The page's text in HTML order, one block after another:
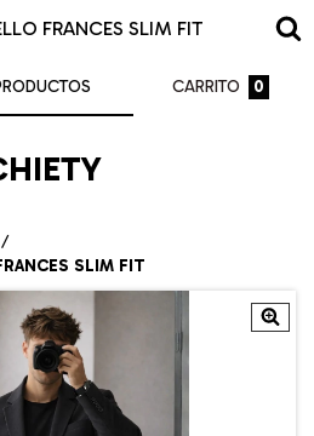
FRANCES SLIM FIT
CARRITO 0
/
SLIM FIT